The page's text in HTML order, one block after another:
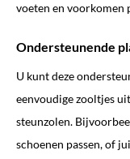
voeten en voorkomen
Ondersteunende
U kunt deze
eenvoudige zooltjes
steunzolen.
schoenen passen, of